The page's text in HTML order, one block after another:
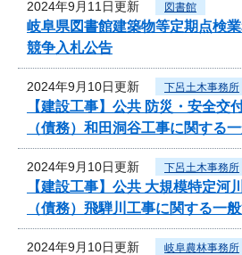
2024年9月11日更新 図書館
岐阜県図書館建築物等定期点検
競争入札公告
2024年9月10日更新 下呂土木事務所
【建設工事】公共 防災・安全交
（債務）和田洞谷工事に関する
2024年9月10日更新 下呂土木事務所
【建設工事】公共 大規模特定河
（債務）飛騨川工事に関する一
2024年9月10日更新 岐阜農林事務所